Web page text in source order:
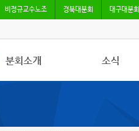
비정규교수노조 경북대분회 대구대분회
분회소개 소식